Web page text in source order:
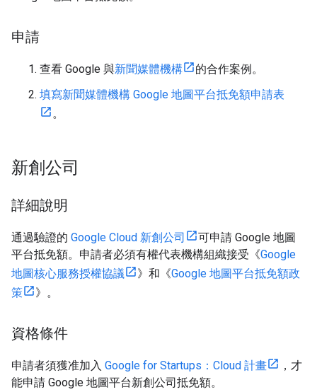
申請
查看 Google 與新聞媒體機構
的合作案例。
填寫新聞媒體機構 Google 地圖平台抵免額申請表
。
新創公司
詳細說明
通過驗證的 Google Cloud 新創公司
可申請 Google 地圖
平台抵免額。申請者必須有權代表機構組織接受《Google
地圖核心服務授權協議
》和《Google 地圖平台抵免額政
策
》。
資格條件
申請者須獲准加入 Google for Startups：Cloud 計畫
，才
能申請 Google 地圖平台新創公司抵免額。